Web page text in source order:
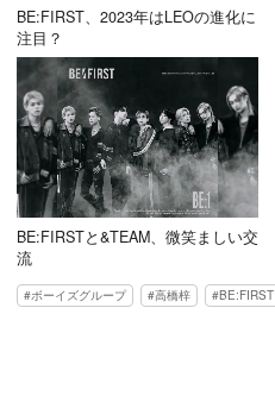
BE:FIRST、2023年はLEOの進化に
注目？
BE:FIRSTと&TEAM、微笑ましい交
流
ボーイズグループ 高橋梓 BE:FIRST